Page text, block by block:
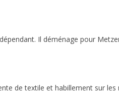
Il déménage pour
de textile et habillement sur les